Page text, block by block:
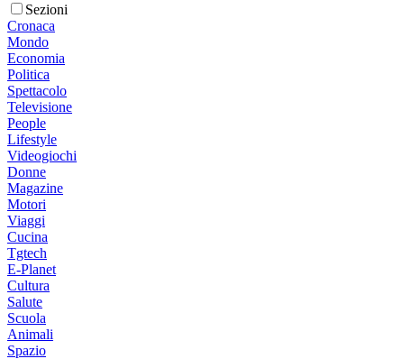
Sezioni
Cronaca
Mondo
Economia
Politica
Spettacolo
Televisione
People
Lifestyle
Videogiochi
Donne
Magazine
Motori
Viaggi
Cucina
Tgtech
E-Planet
Cultura
Salute
Scuola
Animali
Spazio